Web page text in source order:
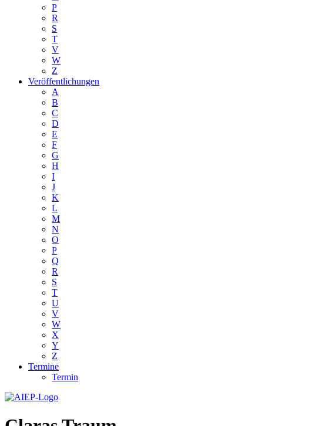
P
R
S
T
V
W
Z
Veröffentlichungen
A
B
C
D
E
F
G
H
I
J
K
L
M
N
O
P
Q
R
S
T
U
V
W
X
Y
Z
Termine
Termin